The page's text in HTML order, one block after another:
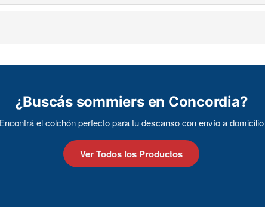
¿Buscás sommiers en Concordia?
Encontrá el colchón perfecto para tu descanso con envío a domicilio
Ver Todos los Productos